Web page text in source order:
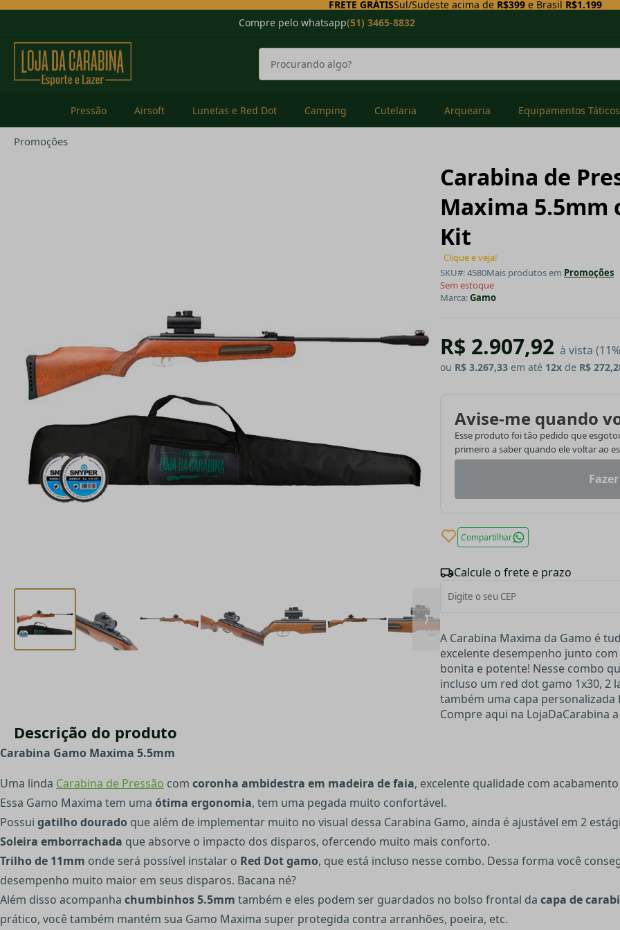
FRETE GRÁTISSul/Sudeste acima de R$399e Brasil R$1.199
Compre pelo whatsapp(51) 3465-8832
Pressão Airsoft Lunetas e Red Dot Camping Cutelaria Arquearia Equipamentos Táticos
Promoções
Carabina de
Maxima 5.5mm
Kit
Clique e veja!
SKU#: 4580Mais produtos em Promoções
Sem estoque
Marca:Gamo
R$ 2.907,92 à vista
ou R$ 3.267,33 em até 12x de R$
Avise-me quando
Esse produto foi tão pedido que
primeiro a saber quando ele voltar ao
Compartilhar
Calcule o frete e prazo
A Carabina Maxima da Gamo é
excelente desempenho junto
bonita e potente! Nesse combo
incluso um red dot gamo 1x30, 2
também uma capa personalizada
Compre aqui na LojaDaCarabina
Descrição do produto
Carabina Gamo Maxima 5.5mm
Uma linda Carabina de Pressão com coronha ambidestra em madeira de faia, excelente qualidade com
Essa Gamo Maxima tem uma ótima ergonomia, tem uma pegada muito confortável.
Possui gatilho dourado que além de implementar muito no visual dessa Carabina Gamo, ainda é ajustável em 2
Soleira emborrachada que absorve o impacto dos disparos, ofercendo muito mais conforto.
Trilho de 11mm onde será possível instalar o Red Dot gamo, que está incluso nesse combo. Dessa forma você
desempenho muito maior em seus disparos. Bacana né?
Além disso acompanha chumbinhos 5.5mm também e eles podem ser guardados no bolso frontal da capa de
prático, você também mantém sua Gamo Maxima super protegida contra arranhões, poeira, etc.